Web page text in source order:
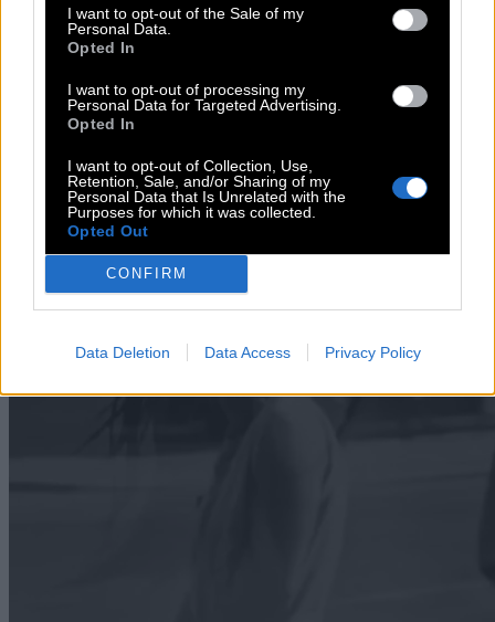
I want to opt-out of the Sale of my
Personal Data.
Opted In
I want to opt-out of processing my
Personal Data for Targeted Advertising.
Opted In
I want to opt-out of Collection, Use,
Retention, Sale, and/or Sharing of my
Personal Data that Is Unrelated with the
Purposes for which it was collected.
Opted Out
CONFIRM
Data Deletion Data Access Privacy Policy
ΠΡΩΤΗ ΥΛΗ_SUROWIEC_RAW MATERIAL
Μυρτώ Χμιελέφσκι
βιντεο*ποίημα #εικαστικά